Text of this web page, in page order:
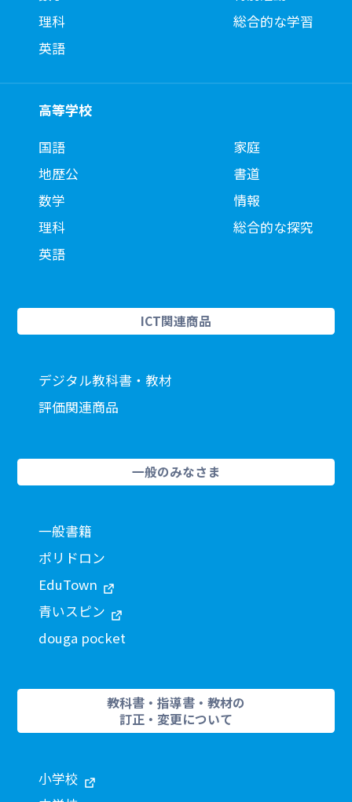
理科
英語
総合的な学習
高等学校
国語
地歴公
数学
理科
英語
家庭
書道
情報
総合的な探究
ICT関連商品
デジタル教科書・教材
評価関連商品
一般のみなさま
一般書籍
ポリドロン
EduTown
青いスピン
douga pocket
教科書・指導書・教材の
訂正・変更について
小学校